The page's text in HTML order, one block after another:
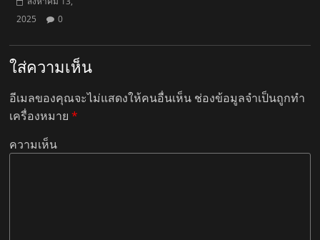
2025
0
ใส่ความเห็น
อีเมลของคุณจะไม่แสดงให้คนอื่นเห็น ช่องข้อมูลจำเป็นถูกทำ
เครื่องหมาย*
ความเห็น